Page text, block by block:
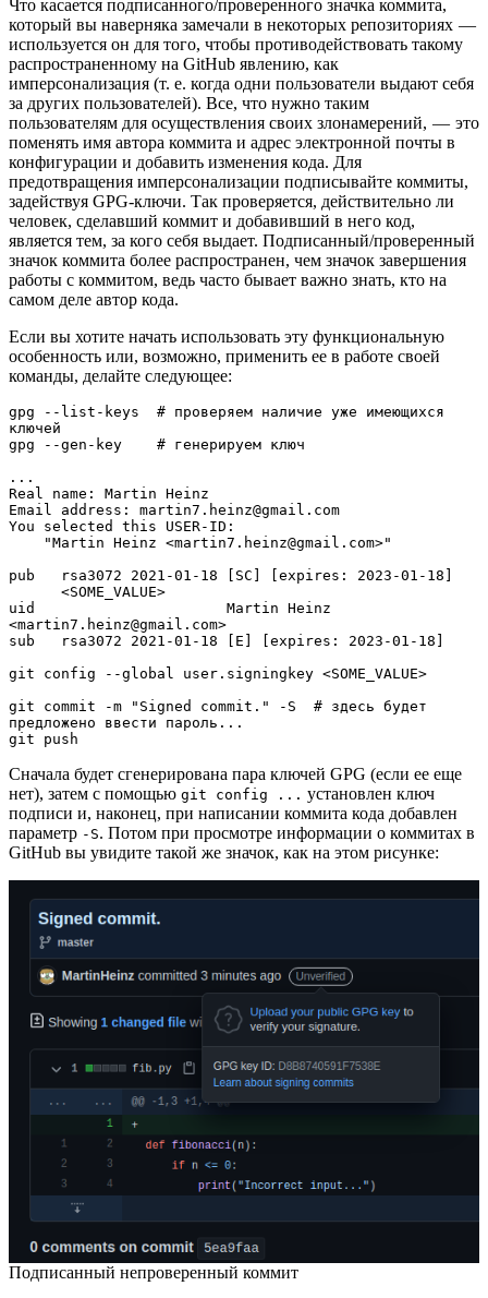
Что касается подписанного/проверенного значка коммита,
который вы наверняка замечали в некоторых репозиториях —
используется он для того, чтобы противодействовать такому
распространенному на GitHub явлению, как
имперсонализация (т. е. когда одни пользователи выдают себя
за других пользователей). Все, что нужно таким
пользователям для осуществления своих злонамерений, — это
поменять имя автора коммита и адрес электронной почты в
конфигурации и добавить изменения кода. Для
предотвращения имперсонализации подписывайте коммиты,
задействуя GPG-ключи. Так проверяется, действительно ли
человек, сделавший коммит и добавивший в него код,
является тем, за кого себя выдает. Подписанный/проверенный
значок коммита более распространен, чем значок завершения
работы с коммитом, ведь часто бывает важно знать, кто на
самом деле автор кода.
Если вы хотите начать использовать эту функциональную
особенность или, возможно, применить ее в работе своей
команды, делайте следующее:
gpg --list-keys  # проверяем наличие уже имеющихся
ключей
gpg --gen-key    # генерируем ключ
...
Real name: Martin Heinz
Email address: martin7.heinz@gmail.com
You selected this USER-ID:
pub   rsa3072 2021-01-18 [SC] [expires: 2023-01-18]
uid                      Martin Heinz
<martin7.heinz@gmail.com>
sub   rsa3072 2021-01-18 [E] [expires: 2023-01-18]
git config --global user.signingkey <SOME_VALUE>
git commit -m "Signed commit." -S  # здесь будет
предложено ввести пароль...
git push
Сначала будет сгенерирована пара ключей GPG (если ее еще
нет), затем с помощью git config ... установлен ключ
подписи и, наконец, при написании коммита кода добавлен
параметр -S. Потом при просмотре информации о коммитах в
GitHub вы увидите такой же значок, как на этом рисунке:
Подписанный непроверенный коммит